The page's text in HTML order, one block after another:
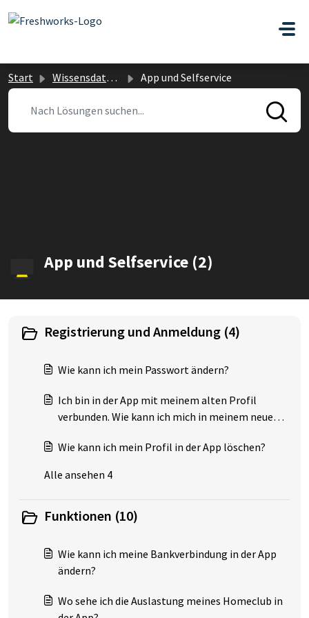
Zum hauptsächlichen Inhalt gehen
Start Wissensdatenbank App und Selfservice
App und Selfservice (2)
Registrierung und Anmeldung (4)
Wie kann ich mein Passwort ändern?
Ich bin in der App mit meinem alten Profil
verbunden. Wie kann ich mich in meinem neuen
Wie kann ich mein Profil in der App löschen?
Alle ansehen 4
Funktionen (10)
Wie kann ich meine Bankverbindung in der App
ändern?
Wo sehe ich die Auslastung meines Homeclub in